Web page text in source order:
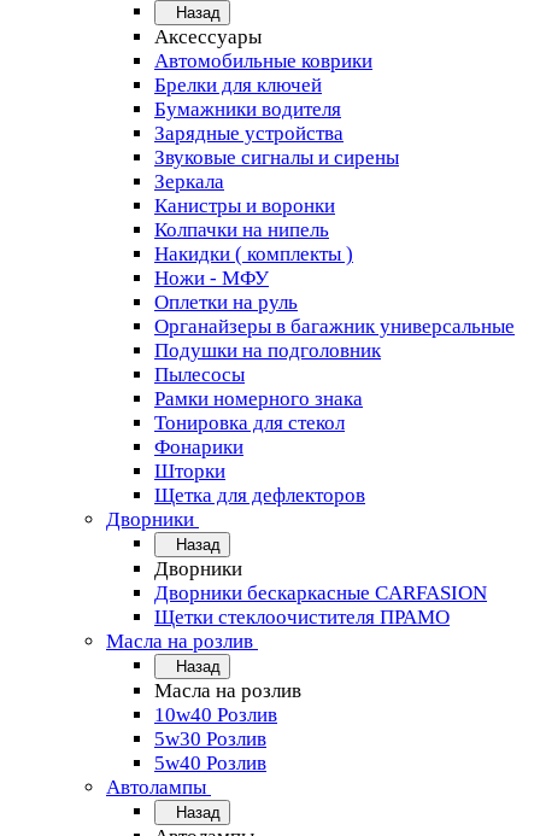
Назад
Аксессуары
Автомобильные коврики
Брелки для ключей
Бумажники водителя
Зарядные устройства
Звуковые сигналы и сирены
Зеркала
Канистры и воронки
Колпачки на нипель
Накидки ( комплекты )
Ножи - МФУ
Оплетки на руль
Органайзеры в багажник универсальные
Подушки на подголовник
Пылесосы
Рамки номерного знака
Тонировка для стекол
Фонарики
Шторки
Щетка для дефлекторов
Дворники
Назад
Дворники
Дворники бескаркасные CARFASION
Щетки стеклоочистителя ПРАМО
Масла на розлив
Назад
Масла на розлив
10w40 Розлив
5w30 Розлив
5w40 Розлив
Автолампы
Назад